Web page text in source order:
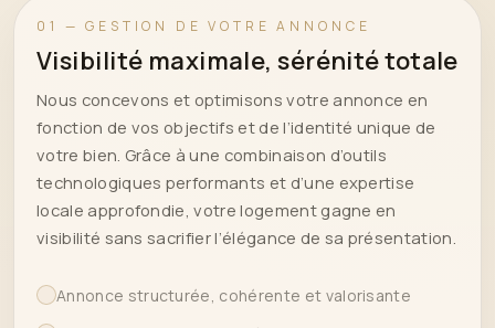
01 — GESTION DE VOTRE ANNONCE
Visibilité maximale, sérénité totale
Nous concevons et optimisons votre annonce en
fonction de vos objectifs et de l’identité unique de
votre bien. Grâce à une combinaison d’outils
technologiques performants et d’une expertise
locale approfondie, votre logement gagne en
visibilité sans sacrifier l’élégance de sa présentation.
Annonce structurée, cohérente et valorisante